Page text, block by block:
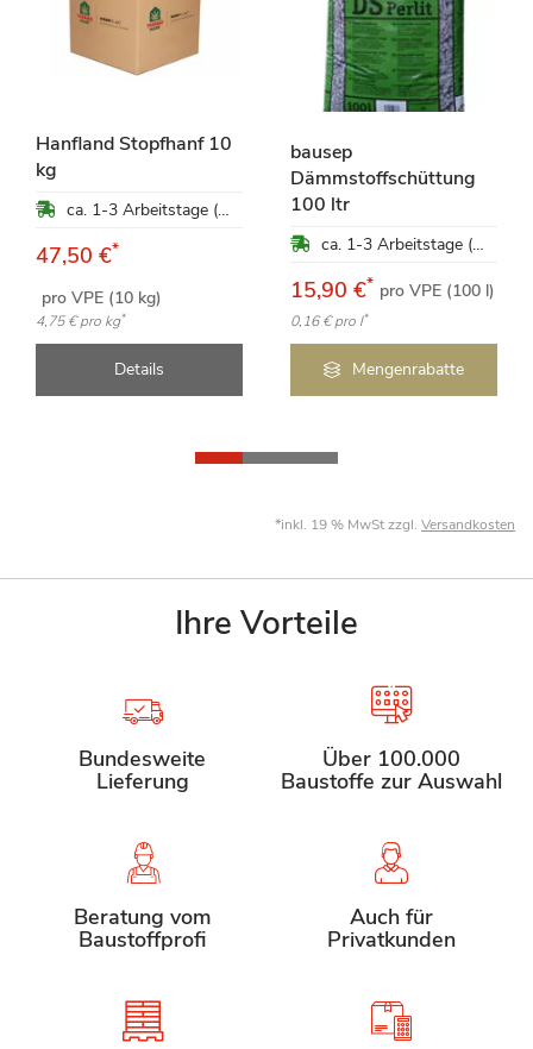
Hanfland Stopfhanf 10
kg
ca. 1-3 Arbeitstage (Mo-Fr)
47,50 €*
pro VPE (10 kg)
4,75 €pro kg*
Details
bausep
Dämmstoffschüttung
100 ltr
ca. 1-3 Arbeitstage (Mo-Fr)
15,90 €* pro VPE (100 l)
0,16 €pro l*
Mengenrabatte
*inkl. 19 % MwSt zzgl. Versandkosten
Ihre Vorteile
Bundesweite
Lieferung
Über 100.000
Baustoffe zur Auswahl
Beratung vom
Baustoffprofi
Auch für
Privatkunden